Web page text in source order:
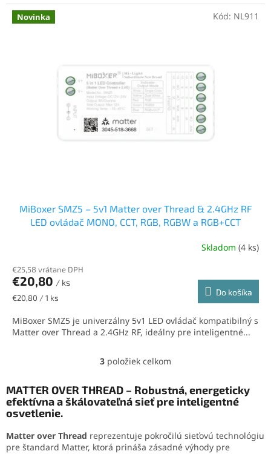
Novinka
MiBoxer SMZ5 – 5v1 Matter over Thread & 2.4GHz RF
LED ovládač MONO, CCT, RGB, RGBW a RGB+CCT
Skladom (4 ks)
€25,58 vrátane DPH
€20,80 / ks
Jednotková
€20,80 / 1 ks
Do košíka
MiBoxer SMZ5 je univerzálny 5v1 LED ovládač kompatibilný s
Matter over Thread a 2.4GHz RF, ideálny pre inteligentné...
Kód: NL911
O
l
á
c
i
3 položiek celkom
MATTER OVER THREAD – Robustná, energeticky
efektívna a škálovateľná sieť pre inteligentné
osvetlenie.
Matter over Thread reprezentuje pokročilú sieťovú technológiu
pre štandard Matter, ktorá prináša zásadné výhody pre